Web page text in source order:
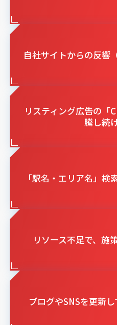
自社サイトからの反響
リスティング広告の「
騰し続
「駅名・エリア名」
リソース不足で、施
ブログやSNSを更新